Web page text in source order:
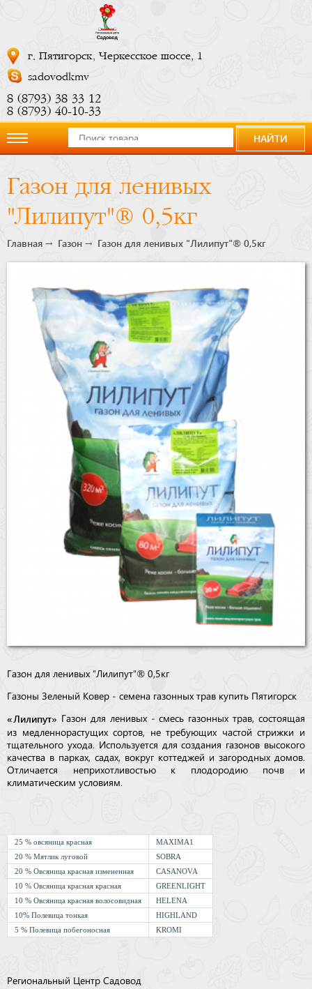
г. Пятигорск, Черкесское шоссе, 1
sadovodkmv
8 (8793) 38 33 12
8 (8793) 40-10-33
компании
Купить
сейчас
Бренды
Доставка
Оптовикам
НАЙТИ
Газон для ленивых
"Лилипут"® 0,5кг
Главная Газон Газон для ленивых "Лилипут"® 0,5кг
Газон для ленивых "Лилипут"® 0,5кг
Газоны Зеленый Ковер - семена газонных трав купить Пятигорск
«Лилипут» Газон для ленивых - смесь газонных трав, состоящая
из медленнорастущих сортов, не требующих частой стрижки и
тщательного ухода. Используется для создания газонов высокого
качества в парках, садах, вокруг коттеджей и загородных домов.
Отличается неприхотливостью к плодородию почв и
климатическим условиям.
25 % овсяница красная
MAXIMA1
20 % Мятлик луговой
SOBRA
20 % Овсяница красная измененная
CASANOVA
10 % Овсяница красная красная
GREENLIGHT
10 % Овсяница красная волосовидная
HELENA
10% Полевица тонкая
HIGHLAND
5 % Полевица побегоносная
KROMI
Региональный Центр Садовод